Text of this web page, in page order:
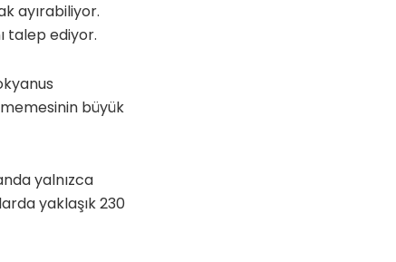
ayırabiliyor.
talep ediyor.
büyük
yalnızca
yaklaşık 230